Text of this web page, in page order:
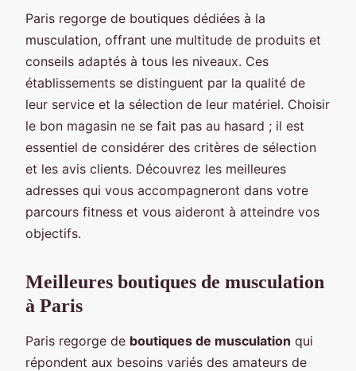
Paris regorge de boutiques dédiées à la
musculation, offrant une multitude de produits et
conseils adaptés à tous les niveaux. Ces
établissements se distinguent par la qualité de
leur service et la sélection de leur matériel. Choisir
le bon magasin ne se fait pas au hasard ; il est
essentiel de considérer des critères de sélection
et les avis clients. Découvrez les meilleures
adresses qui vous accompagneront dans votre
parcours fitness et vous aideront à atteindre vos
objectifs.
Meilleures boutiques de musculation
à Paris
Paris regorge de boutiques de musculation qui
répondent aux besoins variés des amateurs de